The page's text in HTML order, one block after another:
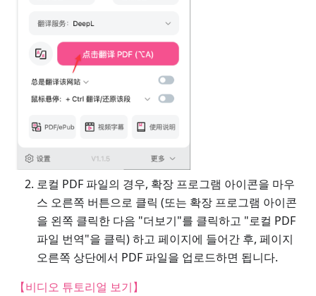
로컬 PDF 파일의 경우, 확장 프로그램 아이콘을 마우
스 오른쪽 버튼으로 클릭 (또는 확장 프로그램 아이콘
을 왼쪽 클릭한 다음 "더보기"를 클릭하고 "로컬 PDF
파일 번역"을 클릭) 하고 페이지에 들어간 후, 페이지
오른쪽 상단에서 PDF 파일을 업로드하면 됩니다.
【비디오 튜토리얼 보기】